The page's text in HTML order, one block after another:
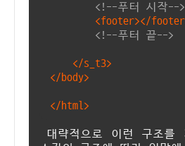
<!--푸터 시작-->
<footer></
<!--푸터 끝-->
</s_t3>
</body>
</html>
대략적으로 이런 구조를 가지고 있습니다.